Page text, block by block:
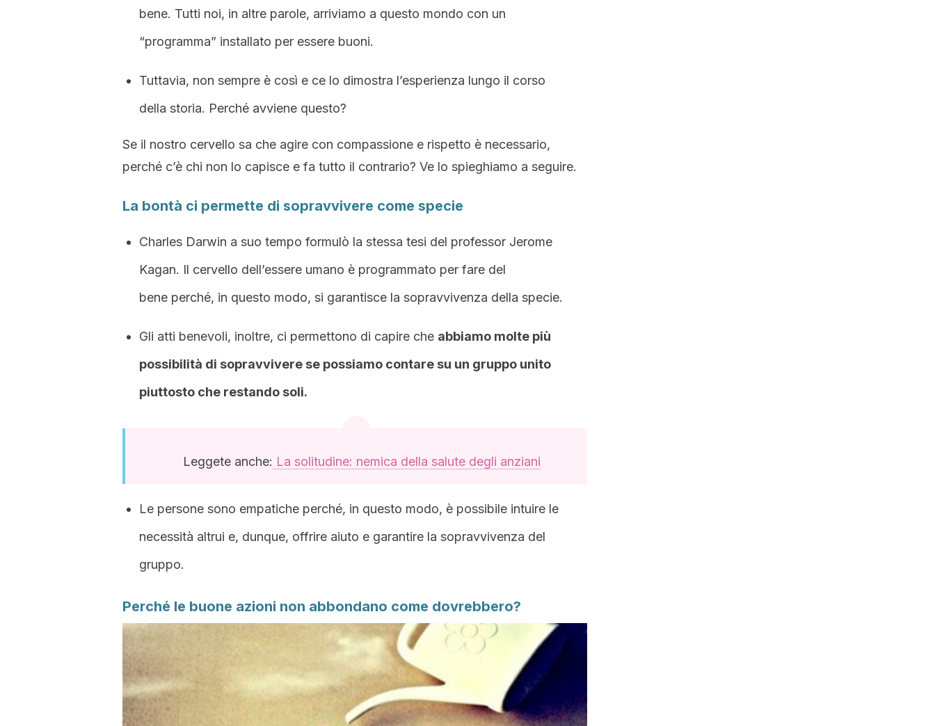
bene. Tutti noi, in altre parole, arriviamo a questo mondo con un
“programma” installato per essere buoni.
Tuttavia, non sempre è così e ce lo dimostra l’esperienza lungo il corso
della storia. Perché avviene questo?
Se il nostro cervello sa che agire con compassione e rispetto è necessario,
perché c’è chi non lo capisce e fa tutto il contrario? Ve lo spieghiamo a seguire.
La bontà ci permette di sopravvivere come specie
Charles Darwin a suo tempo formulò la stessa tesi del professor Jerome
Kagan. Il cervello dell’essere umano è programmato per fare del
bene perché, in questo modo, si garantisce la sopravvivenza della specie.
Gli atti benevoli, inoltre, ci permettono di capire che abbiamo molte più
possibilità di sopravvivere se possiamo contare su un gruppo unito
piuttosto che restando soli.
Leggete anche: La solitudine: nemica della salute degli anziani
Le persone sono empatiche perché, in questo modo, è possibile intuire le
necessità altrui e, dunque, offrire aiuto e garantire la sopravvivenza del
gruppo.
Perché le buone azioni non abbondano come dovrebbero?